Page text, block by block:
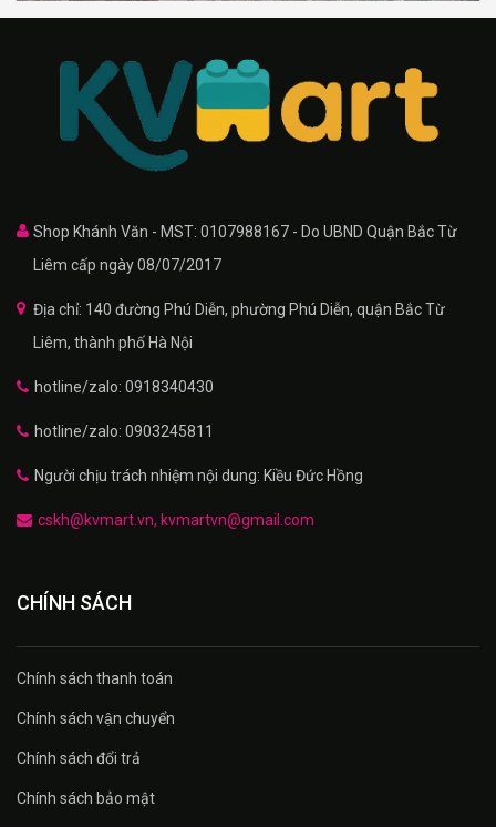
Shop Khánh Văn - MST: 0107988167 - Do UBND Quận Bắc Từ
Liêm cấp ngày 08/07/2017
Địa chỉ: 140 đường Phú Diễn, phường Phú Diễn, quận Bắc Từ
Liêm, thành phố Hà Nội
hotline/zalo: 0918340430
hotline/zalo: 0903245811
Người chịu trách nhiệm nội dung: Kiều Đức Hồng
cskh@kvmart.vn, kvmartvn@gmail.com
CHÍNH SÁCH
Chính sách thanh toán
Chính sách vận chuyển
Chính sách đổi trả
Chính sách bảo mật